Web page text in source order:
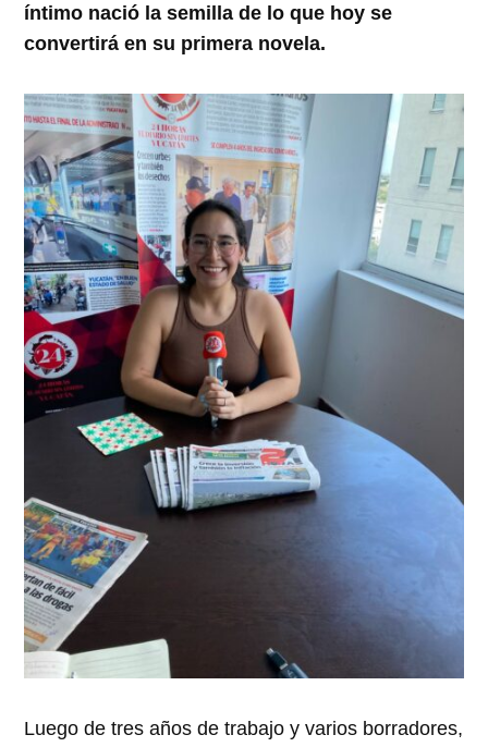
íntimo nació la semilla de lo que hoy se
convertirá en su primera novela.
Luego de tres años de trabajo y varios borradores,